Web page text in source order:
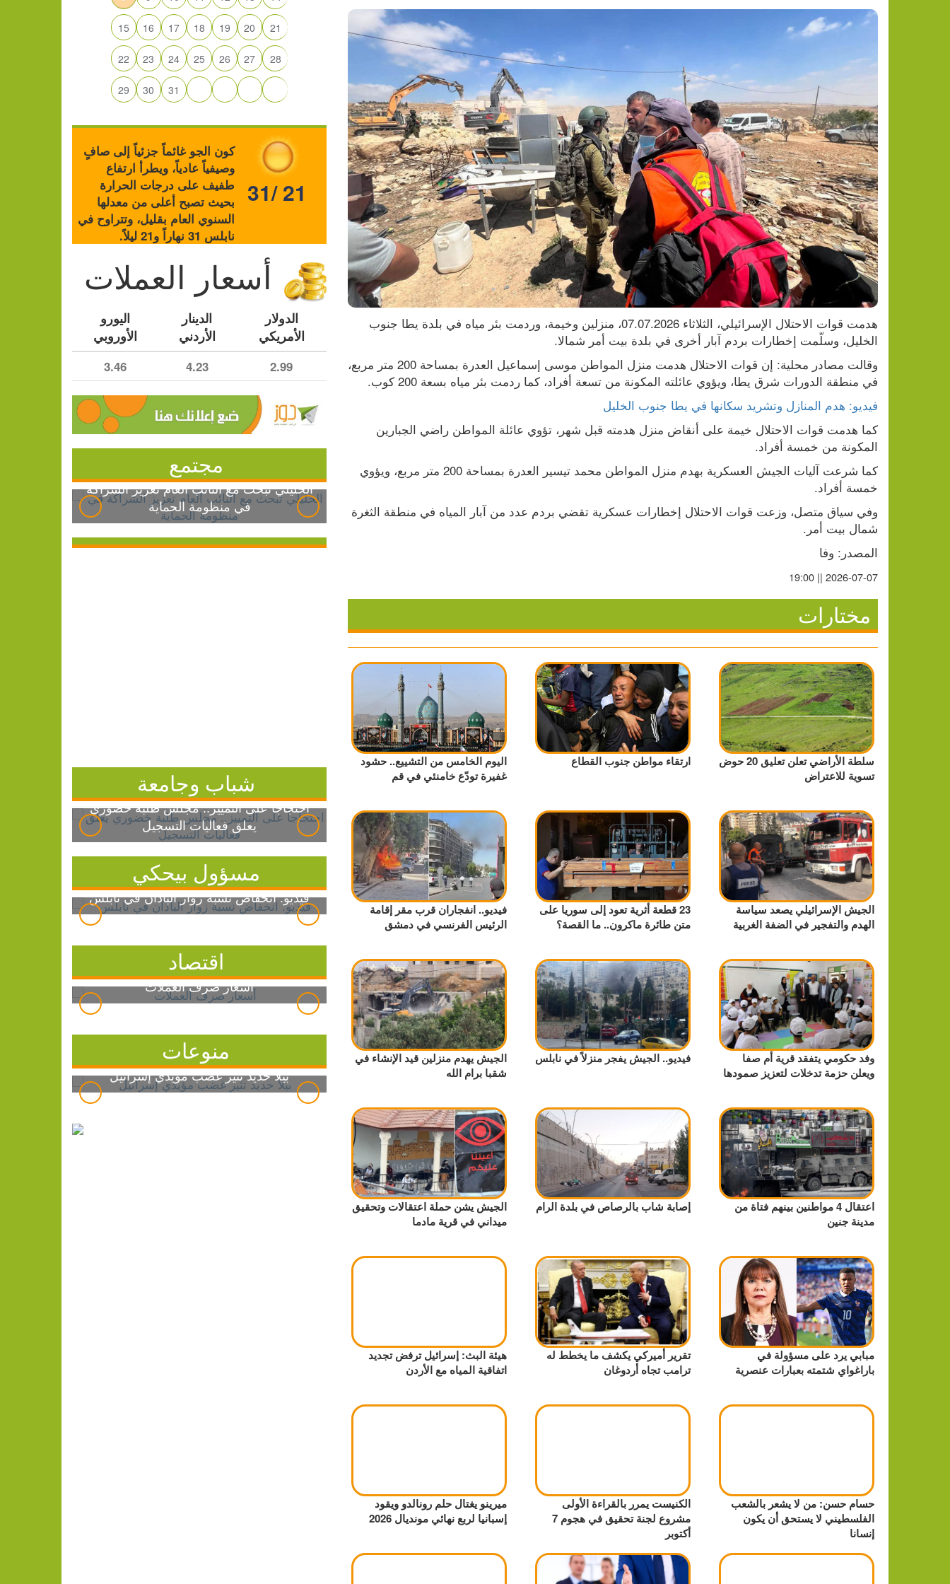
الخليل، وسلّمت إخطارات بردم آبار أخرى في بلدة بيت أمر شمالا.
في منطقة الدورات شرق يطا، ويؤوي عائلته المكونة من تسعة أفراد، كما ردمت بئر مياه بسعة 200 كوب.
فيديو: هدم المنازل وتشريد سكانها في يطا جنوب الخليل
المكونة من خمسة أفراد.
خمسة أفراد.
شمال بيت أمر.
المصدر: وفا
2026-07-07 || 19:00
مختارات
سلطة الأراضي تعلن تعليق 20 حوض
تسوية للاعتراض
ارتقاء مواطن جنوب القطاع
اليوم الخامس من التشييع.. حشود
غفيرة تودّع خامنئي في قم
الجيش الإسرائيلي يصعد سياسة
الهدم والتفجير في الضفة الغربية
23 قطعة أثرية تعود إلى سوريا على
متن طائرة ماكرون.. ما القصة؟
فيديو.. انفجاران قرب مقر إقامة
الرئيس الفرنسي في دمشق
وفد حكومي يتفقد قرية أم صفا
ويعلن حزمة تدخلات لتعزيز صمودها
فيديو.. الجيش يفجر منزلاً في نابلس
الجيش يهدم منزلين قيد الإنشاء في
شقبا برام الله
اعتقال 4 مواطنين بينهم فتاة من
مدينة جنين
إصابة شاب بالرصاص في بلدة الرام
الجيش يشن حملة اعتقالات وتحقيق
ميداني في قرية مادما
مبابي يرد على مسؤولة في
باراغواي شتمته بعبارات عنصرية
تقرير أميركي يكشف ما يخطط له
ترامب تجاه أردوغان
هيئة البث: إسرائيل ترفض تجديد
اتفاقية المياه مع الأردن
حسام حسن: من لا يشعر بالشعب
الفلسطيني لا يستحق أن يكون
إنسانا
الكنيست يمرر بالقراءة الأولى
مشروع لجنة تحقيق في هجوم 7
أكتوبر
ميرينو يغتال حلم رونالدو ويقود
إسبانيا لربع نهائي مونديال 2026
15 16 17 18 19 20 21
22 23 24 25 26 27 28
29 30 31
كون الجو غائماً جزئياً إلى صافٍ
وصيفياً عادياً، ويطرأ ارتفاع
طفيف على درجات الحرارة
بحيث تصبح أعلى من معدلها
السنوي العام بقليل، وتتراوح في
نابلس 31 نهاراً و21 ليلاً.
31/ 21
أسعار العملات
الدولار
الأمريكي
الدينار
الأردني
اليورو
الأوروبي
2.99
4.23
3.46
مجتمع
الخليلي تبحث مع النائب العام تعزيز الشراكة
في منظومة الحماية
شباب وجامعة
احتجاجاً على التمييز.. مجلس طلبة خضوري
يعلق فعاليات التسجيل
مسؤول بيحكي
فيديو: انخفاض نسبة زوار الباذان في نابلس
اقتصاد
أسعار صرف العملات
منوعات
بيلا حديد تثير غضب مؤيدي إسرائيل